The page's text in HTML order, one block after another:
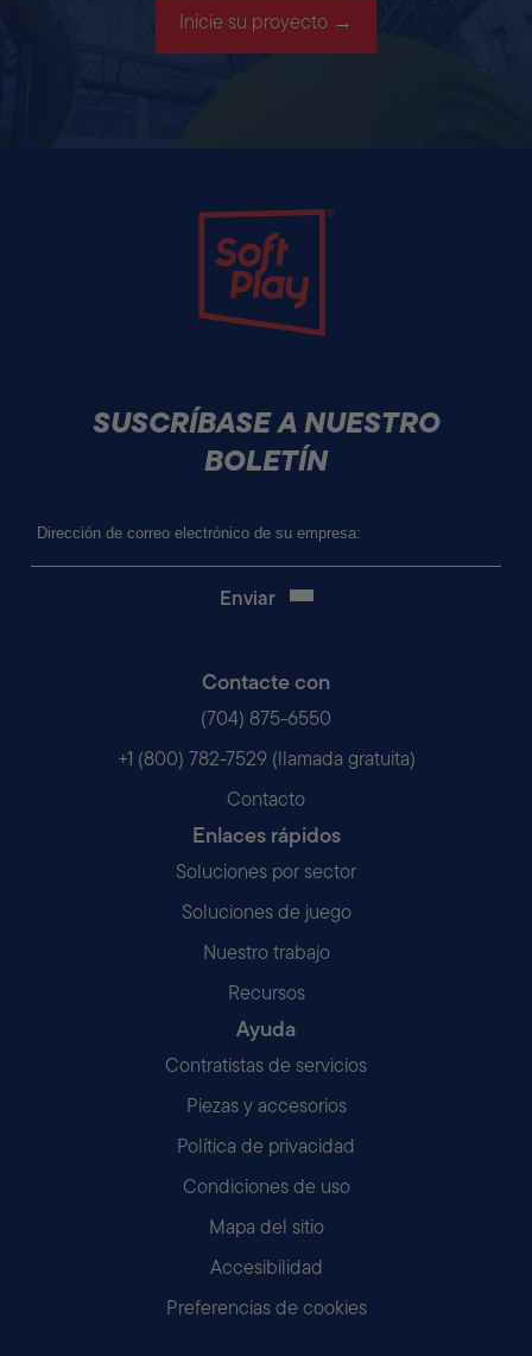
Inicie su proyecto →
Soft Play
SUSCRÍBASE A NUESTRO
BOLETÍN
electrónico
Contacte con
(704) 875-6550
+1 (800) 782-7529 (llamada gratuita)
Contacto
Enlaces rápidos
Soluciones por sector
Soluciones de juego
Nuestro trabajo
Recursos
Ayuda
Contratistas de servicios
Piezas y accesorios
Política de privacidad
Condiciones de uso
Mapa del sitio
Accesibilidad
Preferencias de cookies